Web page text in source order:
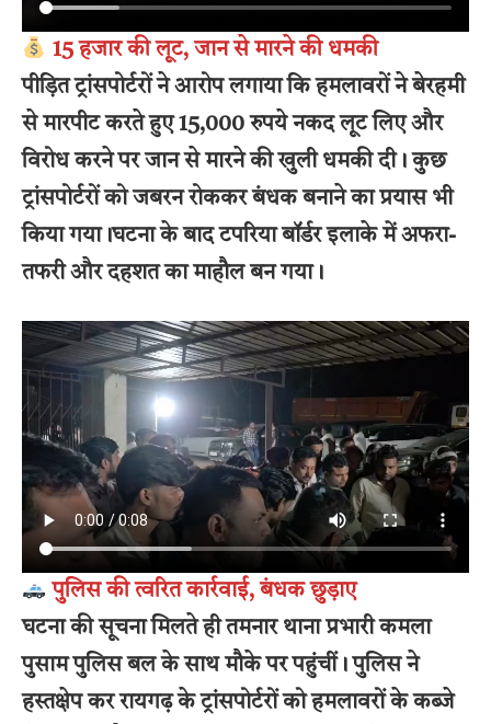
15 हजार की लूट, जान से मारने की धमकी
पीड़ित ट्रांसपोर्टरों ने आरोप लगाया कि हमलावरों ने बेरहमी
से मारपीट करते हुए 15,000 रुपये नकद लूट लिए और
विरोध करने पर जान से मारने की खुली धमकी दी। कुछ
ट्रांसपोर्टरों को जबरन रोककर बंधक बनाने का प्रयास भी
किया गया।घटना के बाद टपरिया बॉर्डर इलाके में अफरा-
तफरी और दहशत का माहौल बन गया।
पुलिस की त्वरित कार्रवाई, बंधक छुड़ाए
घटना की सूचना मिलते ही तमनार थाना प्रभारी कमला
पुसाम पुलिस बल के साथ मौके पर पहुंचीं। पुलिस ने
हस्तक्षेप कर रायगढ़ के ट्रांसपोर्टरों को हमलावरों के कब्जे